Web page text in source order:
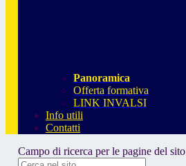
Panoramica
Offerta formativa
LINK INVALSI
Info utili
Contatti
Campo di ricerca per le pagine del sito